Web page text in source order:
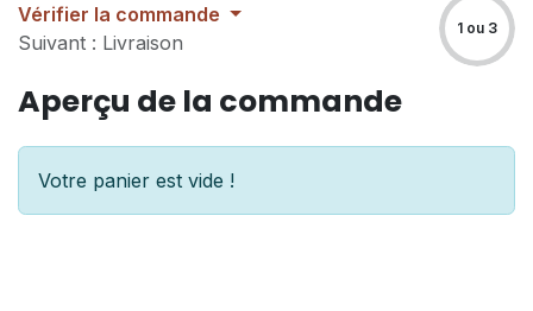
Vérifier la commande
Suivant : Livraison
1 ou 3
Aperçu de la commande
Votre panier est vide !